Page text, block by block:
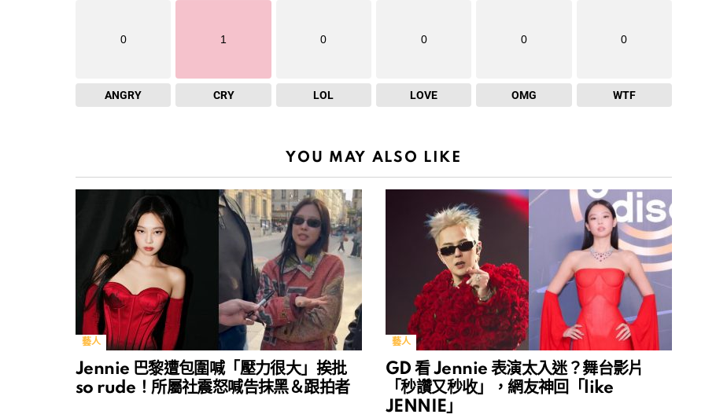
0
ANGRY
1
CRY
0
LOL
0
LOVE
0
OMG
0
WTF
YOU MAY ALSO LIKE
藝人
Jennie 巴黎遭包圍喊「壓力很大」挨批
so rude！所屬社震怒喊告抹黑＆跟拍者
藝人
GD 看 Jennie 表演太入迷？舞台影片
「秒讚又秒收」，網友神回「like
JENNIE」